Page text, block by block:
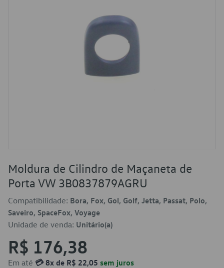
Moldura de Cilindro de Maçaneta de
Porta VW 3B0837879AGRU
Compatibilidade: Bora, Fox, Gol, Golf, Jetta, Passat, Polo,
Saveiro, SpaceFox, Voyage
Unidade de venda: Unitário(a)
R$ 176,38
Em até 💳 8x de R$ 22,05 sem juros